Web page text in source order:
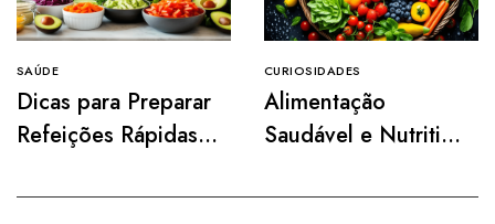
SAÚDE
Dicas para Preparar
Refeições Rápidas e
CURIOSIDADES
Alimentação
Saudável e Nutritiva
Vibrante